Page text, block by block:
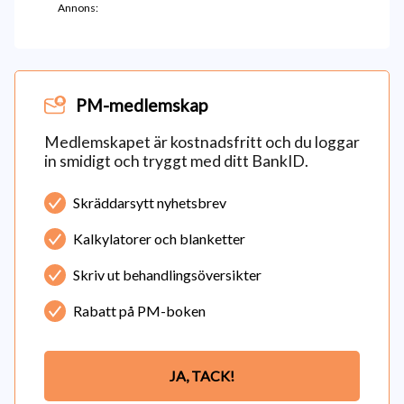
Annons:
PM-medlemskap
Medlemskapet är kostnadsfritt och du loggar
in smidigt och tryggt med ditt BankID.
Skräddarsytt nyhetsbrev
Kalkylatorer och blanketter
Skriv ut behandlingsöversikter
Rabatt på PM-boken
JA, TACK!